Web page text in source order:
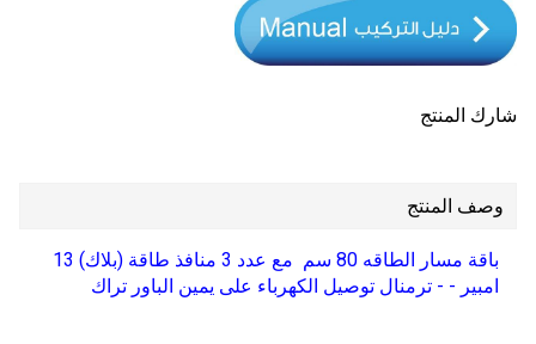
شارك المنتج
وصف المنتج
باقة مسار الطاقه 80 سم مع عدد 3 منافذ طاقة (بلاك) 13
امبير - - ترمنال توصيل الكهرباء على يمين الباور تراك